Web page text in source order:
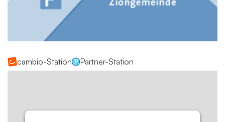
cambio-Station Partner-Station